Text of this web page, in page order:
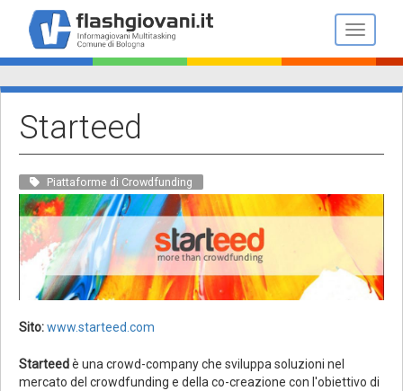
contenuto
principale
Toggle
Starteed
Piattaforme di Crowdfunding
Sito:www.starteed.com
Starteedè una crowd-company che sviluppa soluzioni nel
mercato del crowdfunding e della co-creazione con l'obiettivo di